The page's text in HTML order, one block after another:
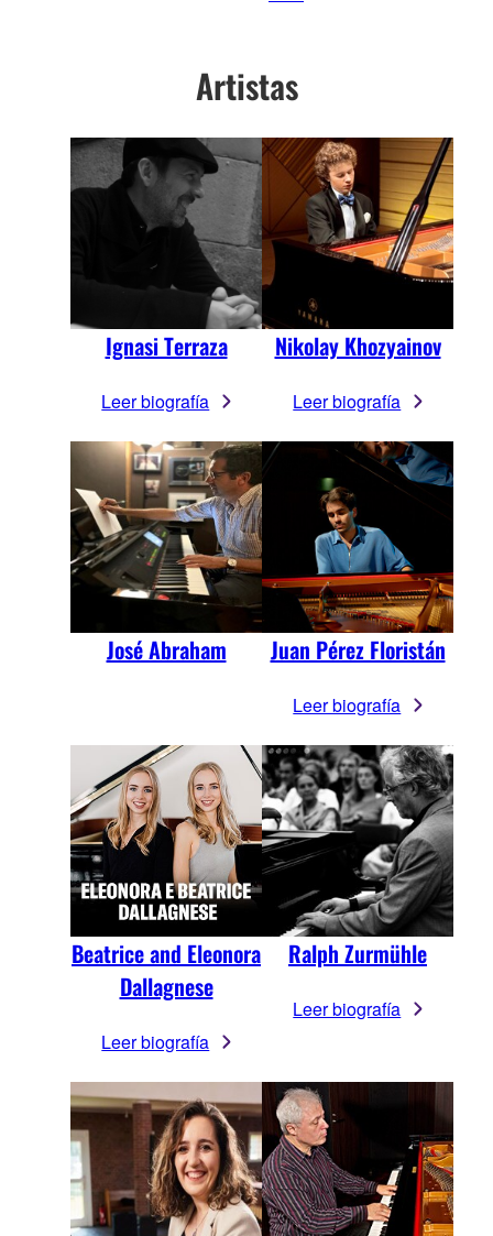
Artistas
Ignasi Terraza
Leer biografía
Nikolay Khozyainov
Leer biografía
José Abraham Juan Pérez Floristán
Leer biografía
Beatrice and Eleonora
Dallagnese
Leer biografía
Ralph Zurmühle
Leer biografía